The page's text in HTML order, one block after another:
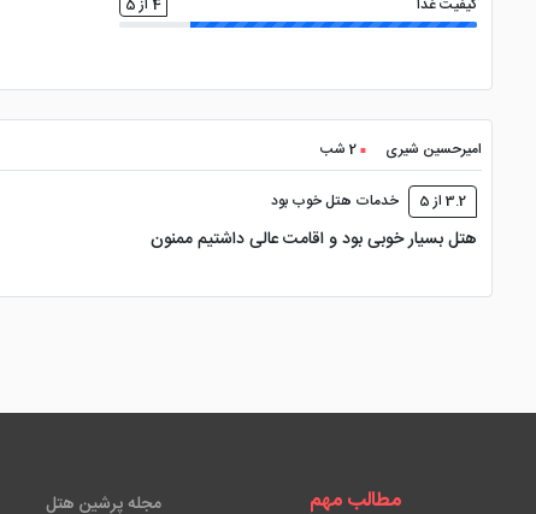
کیفیت غذا 4 از 5
امیرحسین شیری 2 شب
3.2 از 5 خدمات هتل خوب بود
هتل بسیار خوبی بود و اقامت عالی داشتیم ممنون
مطالب مهم مجله پرشین هتل